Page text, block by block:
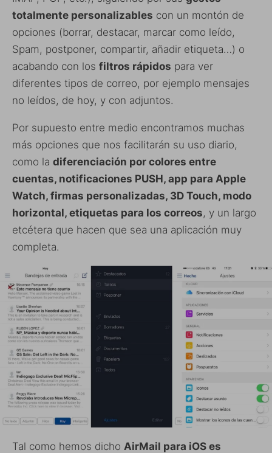
totalmente personalizables con un montón de
opciones (borrar, destacar, marcar como leído,
Spam, postponer, compartir, añadir etiqueta…) o
acabando con los filtros rápidos para ver
diferentes tipos de correo, por ejemplo mensajes
no leídos, de hoy, y con adjuntos.
Por supuesto entre medio encontramos muchas
más opciones que nos facilitarán su uso diario,
como la diferenciación por colores entre
cuentas, notificaciones PUSH, app para Apple
Watch, firmas personalizadas, 3D Touch, modo
horizontal, etiquetas para los correos, y un largo
etcétera que hacen que sea una aplicación muy
completa.
Tal como hemos dicho AirMail para iOS es